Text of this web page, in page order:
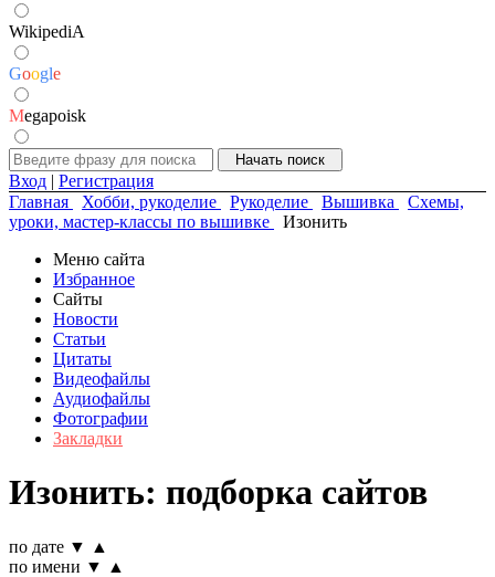
WikipediA
Google
Megapoisk
Вход | Регистрация
Главная
Хобби, рукоделие Рукоделие Вышивка
Схемы,
уроки, мастер-классы по вышивке
Изонить
Меню сайта
Избранное
Сайты
Новости
Статьи
Цитаты
Видеофайлы
Аудиофайлы
Фотографии
Закладки
Изонить: подборка сайтов
по дате ▼
▲
по имени ▼
▲